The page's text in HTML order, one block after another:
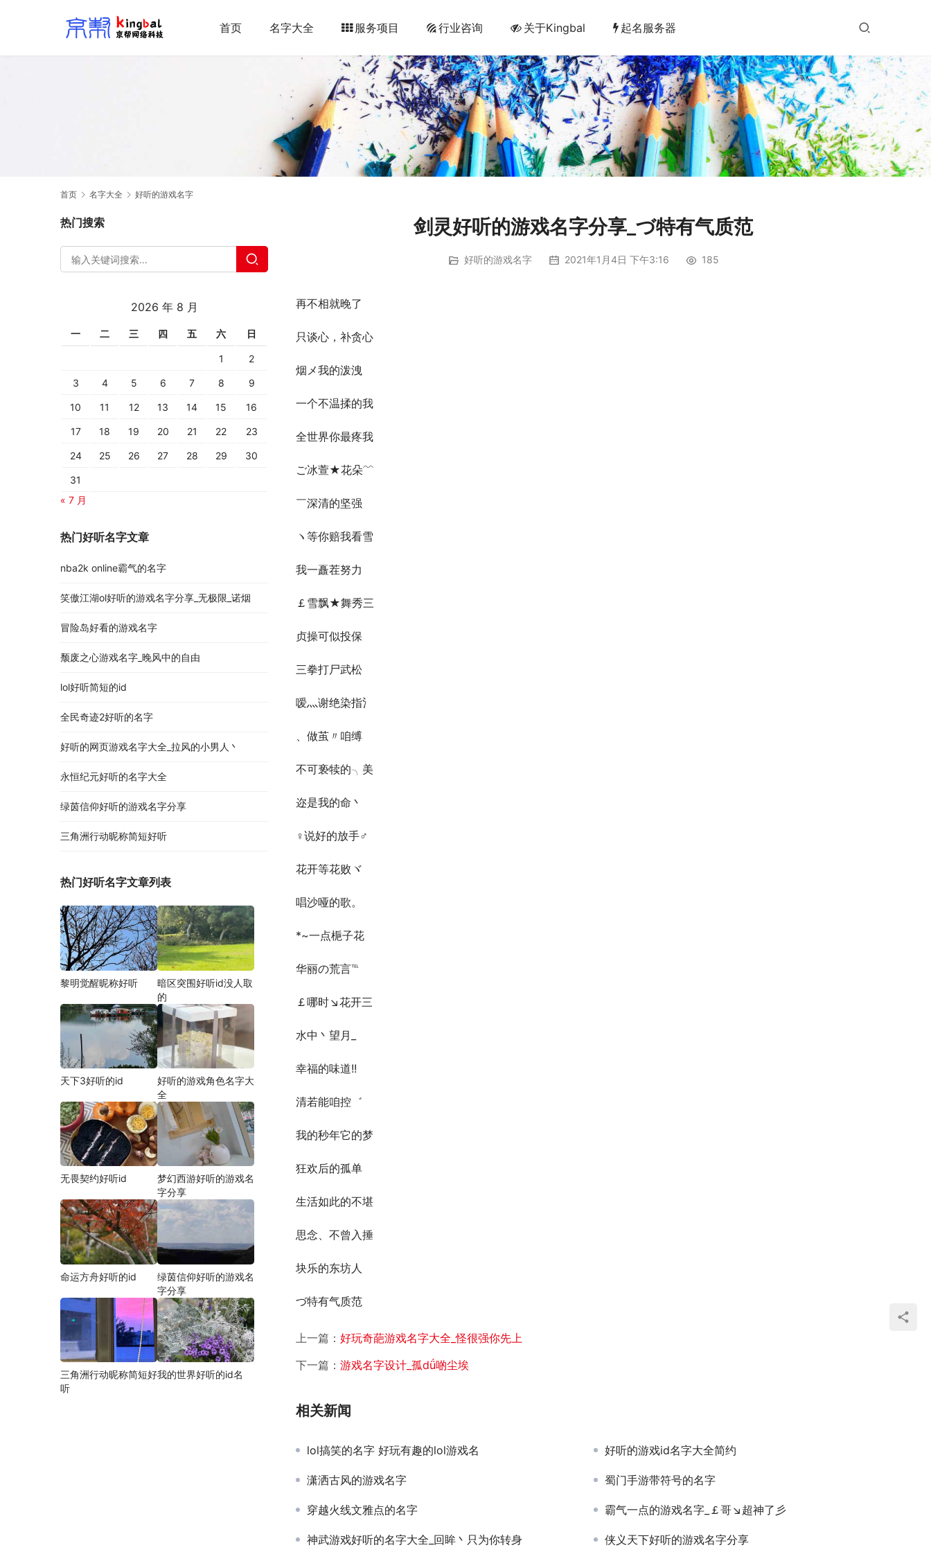
首页 名字大全 服务项目 行业咨询 关于Kingbal 起名服务器
首页 名字大全 好听的游戏名字
剑灵好听的游戏名字分享_づ特有气质范
好听的游戏名字 2021年1月4日 下午3:16 185
再不相就晚了
只谈心，补贪心
烟メ我的泼洩
一个不温揉的我
全世界你最疼我
ご冰萱★花朵﹌
￣深清的坚强
ヽ等你赔我看雪
我一矗茬努力
￡雪飘★舞秀三
贞操可似投保
三拳打尸武松
嗳灬谢绝染指氵
、做茧〃咱缚ゞ
不可亵犊的╮美
迩是我的命丶
♀说好的放手♂
花开等花败ヾ
唱沙哑的歌。
*~一点梔子花
华丽の荒言℡
￡哪时↘花开三
水中丶望月_
幸福的味道!!
清若能咱控゛
我的秒年它的梦
狂欢后的孤单
生活如此的不堪
思念、不曾入捶
块乐的东坊人
づ特有气质范
上一篇： 好玩奇葩游戏名字大全_怪很强你先上
下一篇： 游戏名字设计_孤dǘ啲尘埃
相关新闻
lol搞笑的名字 好玩有趣的lol游戏名 好听的游戏id名字大全简约
潇洒古风的游戏名字 蜀门手游带符号的名字
穿越火线文雅点的名字 霸气一点的游戏名字_￡哥↘超神了彡
神武游戏好听的名字大全_回眸丶只为你转身 侠义天下好听的游戏名字分享
热门搜索
2026 年 8 月
一 二 三 四 五 六 日
1 2
3 4 5 6 7 8 9
10 11 12 13 14 15 16
17 18 19 20 21 22 23
24 25 26 27 28 29 30
31
« 7 月
热门好听名字文章
nba2k online霸气的名字
笑傲江湖ol好听的游戏名字分享_无极限_诺烟
冒险岛好看的游戏名字
颓废之心游戏名字_晚风中的自由
lol好听简短的id
全民奇迹2好听的名字
好听的网页游戏名字大全_拉风的小男人丶
永恒纪元好听的名字大全
绿茵信仰好听的游戏名字分享
三角洲行动昵称简短好听
热门好听名字文章列表
黎明觉醒昵称好听
暗区突围好听id没人取
的
天下3好听的id
好听的游戏角色名字大
全
无畏契约好听id
梦幻西游好听的游戏名
字分享
命运方舟好听的id
绿茵信仰好听的游戏名
字分享
三角洲行动昵称简短好
听
我的世界好听的id名